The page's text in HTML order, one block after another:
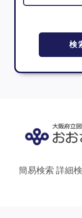
検
簡易検索 詳細